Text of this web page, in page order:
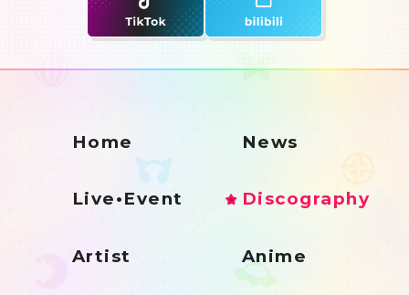
Home News
Live•Event Discography
Artist Anime